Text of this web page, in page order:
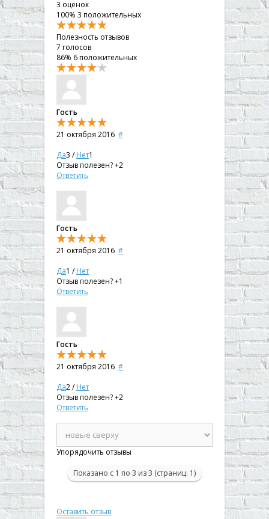
3 оценок
100% 3 положительных
Полезность отзывов
7 голосов
86% 6 положительных
Гость
21 октября 2016 #
Да3 /Нет1
Отзыв полезен?+2
Ответить
Гость
21 октября 2016 #
Да1 /Нет
Отзыв полезен?+1
Ответить
Гость
21 октября 2016 #
Да2/Нет
Отзыв полезен?+2
Ответить
Упорядочить отзывы
Показано с 1 по 3 из 3 (страниц: 1)
Оставить отзыв